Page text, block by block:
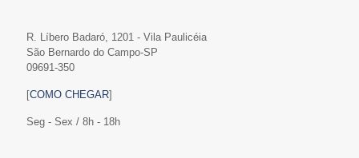
R. Líbero Badaró, 1201 - Vila Paulicéia
São Bernardo do Campo-SP
09691-350
[COMO CHEGAR]
Seg - Sex / 8h - 18h